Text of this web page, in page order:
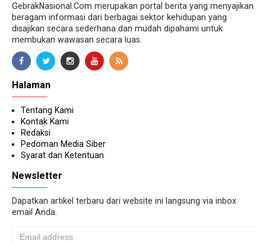
GebrakNasional.Com merupakan portal berita yang menyajikan
beragam informasi dari berbagai sektor kehidupan yang
disajikan secara sederhana dan mudah dipahami untuk
membukan wawasan secara luas.
Halaman
Tentang Kami
Kontak Kami
Redaksi
Pedoman Media Siber
Syarat dan Ketentuan
Newsletter
Dapatkan artikel terbaru dari website ini langsung via inbox
email Anda.